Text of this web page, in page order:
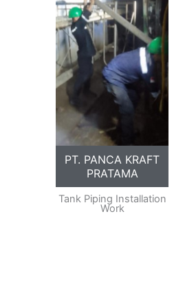
PT. PANCA KRAFT
PRATAMA
Tank Piping Installation
Work